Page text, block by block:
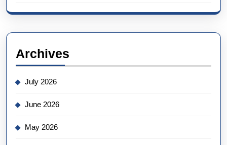
Archives
July 2026
June 2026
May 2026